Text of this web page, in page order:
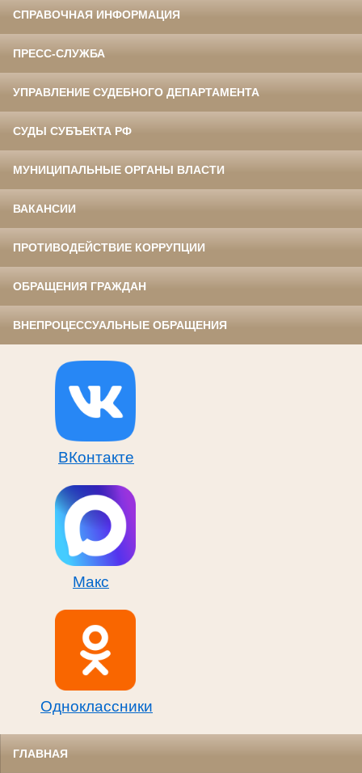
СПРАВОЧНАЯ ИНФОРМАЦИЯ
ПРЕСС-СЛУЖБА
УПРАВЛЕНИЕ СУДЕБНОГО ДЕПАРТАМЕНТА
СУДЫ СУБЪЕКТА РФ
МУНИЦИПАЛЬНЫЕ ОРГАНЫ ВЛАСТИ
ВАКАНСИИ
ПРОТИВОДЕЙСТВИЕ КОРРУПЦИИ
ОБРАЩЕНИЯ ГРАЖДАН
ВНЕПРОЦЕССУАЛЬНЫЕ ОБРАЩЕНИЯ
ВКонтакте
Макс
Одноклассники
ГЛАВНАЯ